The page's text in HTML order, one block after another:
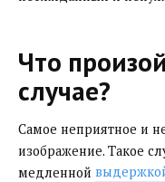
Что
случае?
Самое неприятное и
изображение. Такое
медленной